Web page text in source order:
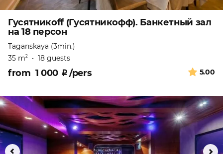
Гусятникоff (Гусятникофф). Банкетный зал
на 18 персон
Taganskaya (3min.)
35 m2 • 18 guests
5.00
from 1 000 ₽/pers